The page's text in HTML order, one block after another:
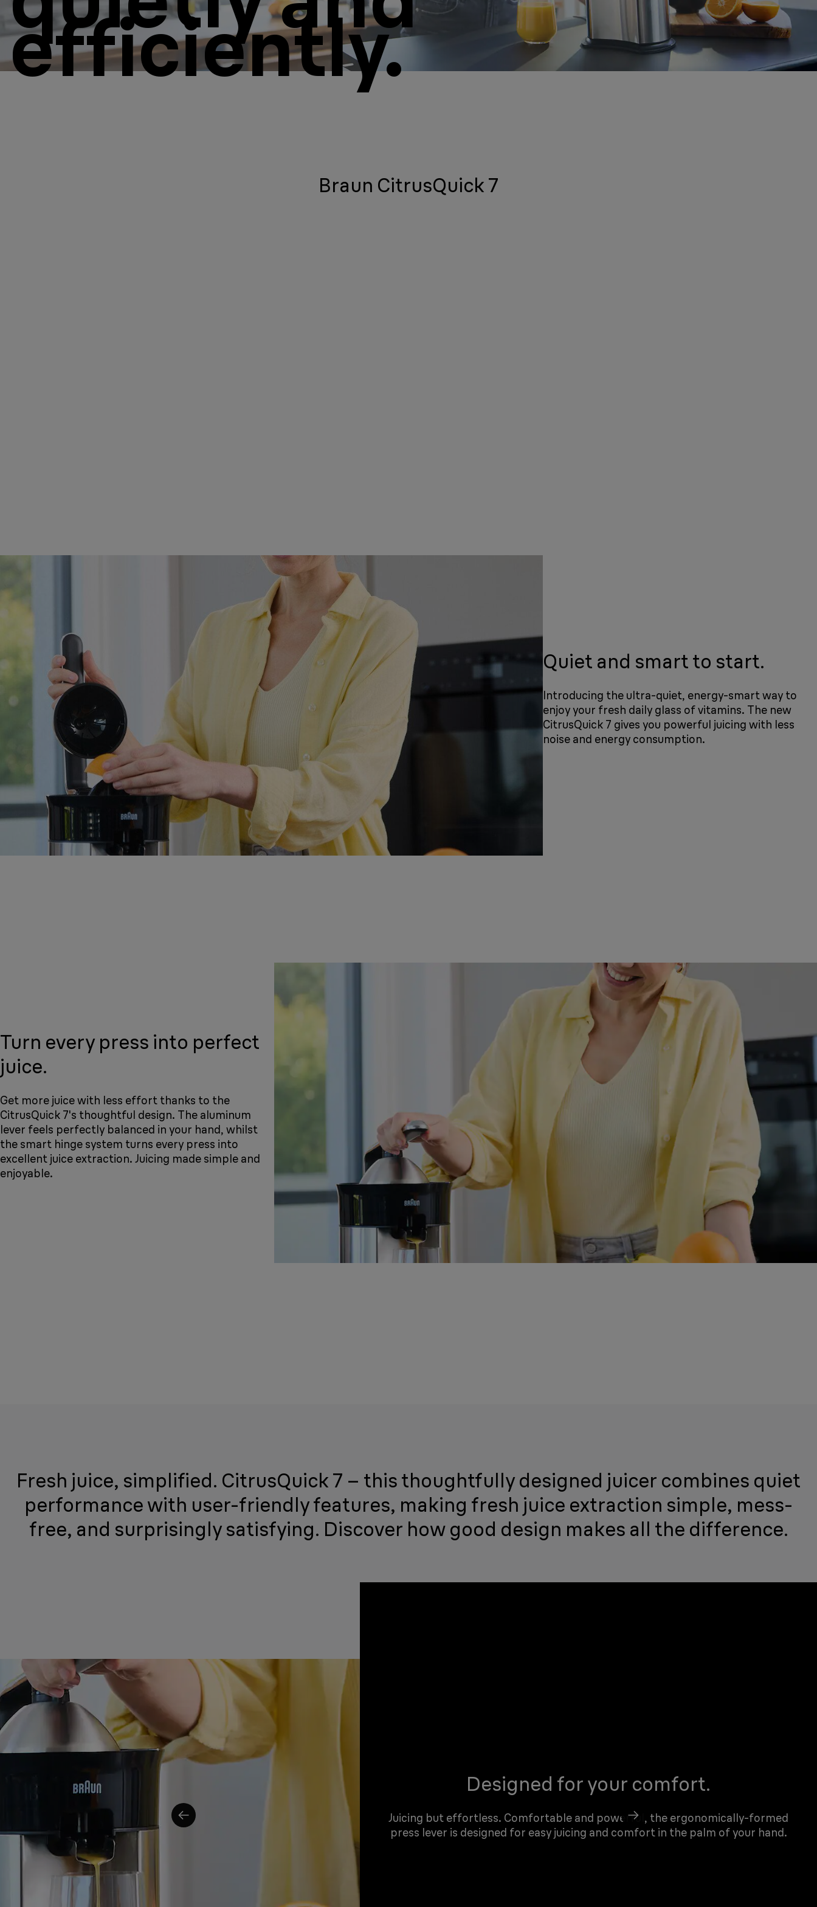
efficiently.
Braun CitrusQuick 7
Quiet and smart to start.
Introducing the ultra-quiet, energy-smart way to
enjoy your fresh daily glass of vitamins. The new
CitrusQuick 7 gives you powerful juicing with less
noise and energy consumption.
Turn every press into perfect
juice.
Get more juice with less effort thanks to the
CitrusQuick 7's thoughtful design. The aluminum
lever feels perfectly balanced in your hand, whilst
the smart hinge system turns every press into
excellent juice extraction. Juicing made simple and
enjoyable.
Fresh juice, simplified. CitrusQuick 7 – this thoughtfully designed juicer combines quiet
performance with user-friendly features, making fresh juice extraction simple, mess-
free, and surprisingly satisfying. Discover how good design makes all the difference.
Designed for your comfort.
Juicing but effortless. Comfortable and powerful, the ergonomically-formed
press lever is designed for easy juicing and comfort in the palm of your hand.